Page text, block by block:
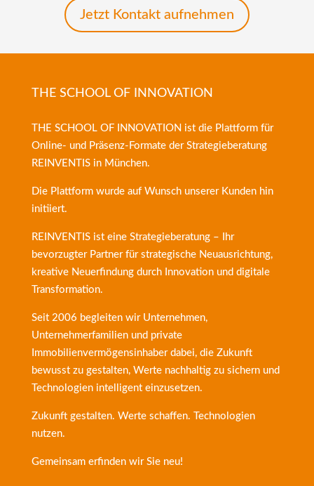
Jetzt Kontakt aufnehmen
THE SCHOOL OF INNOVATION
THE SCHOOL OF INNOVATION ist die Plattform für
Online- und Präsenz-Formate der Strategieberatung
REINVENTISin München.
Die Plattform wurde auf Wunsch unserer Kunden hin
initiiert.
REINVENTIS ist eine Strategieberatung – Ihr
bevorzugter Partner für strategische Neuausrichtung,
kreative Neuerfindung durch Innovation und digitale
Transformation.
Seit 2006 begleiten wir Unternehmen,
Unternehmerfamilien und private
Immobilienvermögensinhaber dabei, die Zukunft
bewusst zu gestalten, Werte nachhaltig zu sichern und
Technologien intelligent einzusetzen.
Zukunft gestalten. Werte schaffen. Technologien
nutzen.
Gemeinsam erfinden wir Sie neu!